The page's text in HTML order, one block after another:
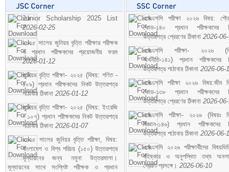
Junior Scholarship 2025 List
2026-02-25
২০২৫ সালের জুনিয়র বৃত্তি পরীক্ষার পরীক্ষক
ও প্রধান পরীক্ষকদের প্রয়োজনীয় ফরম
2026-01-12
জুনিয়র বৃত্তি পরীক্ষা- ২০২৫ (বিষয়: গণিত -
১০৯) প্রধান পরীক্ষকদের নিকট উত্তরপত্র
পাঠাবার ঠিকানা 2026-01-12
জুনিয়র বৃত্তি পরীক্ষা- ২০২৫ (বিষয়: ইংরেজি
- ১০৭) প্রধান পরীক্ষকদের নিকট উত্তরপত্র
পাঠাবার ঠিকানা 2026-01-07
২০২৫ সালের জুনিয়র বৃত্তি পরীক্ষা, বিষয়:
বাংলাদেশ ও বিশ্ব পরিচয় (১৫০) উত্তরপত্র
মূল্যায়নের জন্য নমুনা উত্তরমালা।
মূল্যায়নের সাথে সংশ্লিষ্ট পরীক্ষক ও প্রধান
এসএসসি পরীক্ষা ২০২৬ বিষয়:
কোড-১৪০ প্রধান পরীক্ষকদের
উত্তরপত্র প্রেরণের ঠিকানা 2026-
এসএসসি পরীক্ষা- ২০২৬
অর্থনীতি-১৪১) প্রধান পরীক্ষকদের
উত্তরপত্র পাঠাবার ঠিকানা 2026-06-
এসএসসি পরীক্ষা ২০২৬ বিষয়:জীব
কোড-১৩৮ প্রধান পরীক্ষকদের
উত্তরপত্র প্রেরণের ঠিকানা 2026-
এসএসসি পরীক্ষা- ২০২৬ (বিষয়ঃ
বিজ্ঞান-১৪৬) প্রধান পরীক্ষকদের
উত্তরপত্র পাঠাবার ঠিকানা 2026-06-
এসএসসি ২০২৬ পরীক্ষার্থীদের
বহিষ্কার ও অনুপস্থিত তথ্য
প্রেরণ প্রসঙ্গে। 2026-06-10